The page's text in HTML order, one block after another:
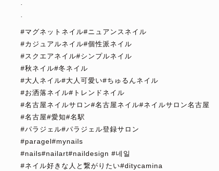
#マグネットネイル#ニュアンスネイル
#カジュアルネイル#個性派ネイル
#スクエアネイル#シンプルネイル
#秋ネイル#冬ネイル
#大人ネイル#大人可愛い#ちゅるんネイル
#お洒落ネイル#トレンドネイル
#名古屋ネイルサロン#名古屋ネイル#ネイルサロン名古屋
#名古屋#愛知#名駅
#パラジェル#パラジェル登録サロン
#paragel#mynails
#nails#nailart#naildesign #네일
#ネイル好きな人と繋がりたい#ditycamina